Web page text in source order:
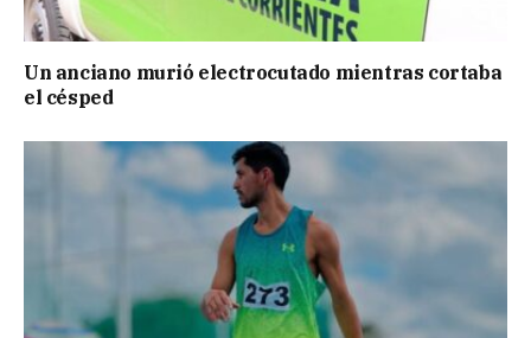
Un anciano murió electrocutado mientras cortaba
el césped